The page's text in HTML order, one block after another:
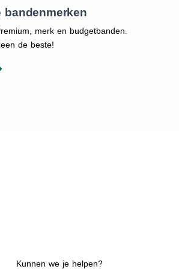
bandenmerken
merk en budgetbanden.
de beste!
Kunnen we je helpen?